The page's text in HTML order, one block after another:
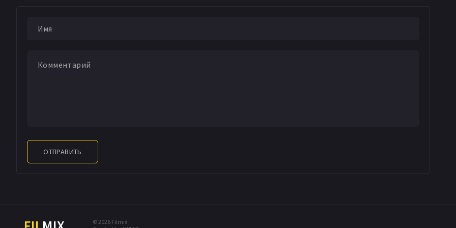
ОТПРАВИТЬ
© 2026 Filmix